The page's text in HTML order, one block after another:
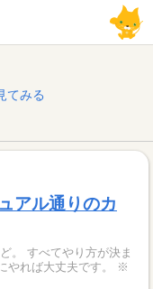
てみる
アル通りのカ
決ま
れば大丈夫です。 ※